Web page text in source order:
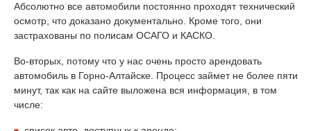
Абсолютно все автомобили постоянно проходят технический
осмотр, что доказано документально. Кроме того, они
застрахованы по полисам ОСАГО и КАСКО.
Во-вторых, потому что у нас очень просто арендовать
автомобиль в Горно-Алтайске. Процесс займет не более пяти
минут, так как на сайте выложена вся информация, в том
числе: